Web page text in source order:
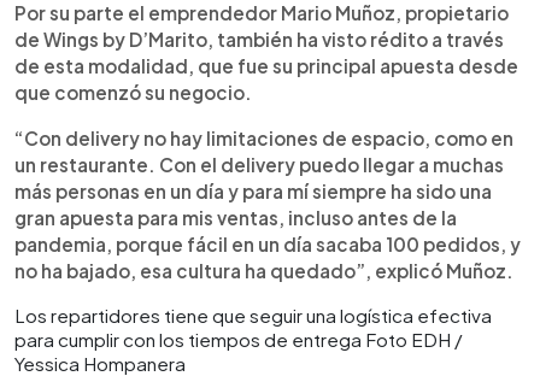
Por su parte el emprendedor Mario Muñoz, propietario
de Wings by D’Marito, también ha visto rédito a través
de esta modalidad, que fue su principal apuesta desde
que comenzó su negocio.
“Con delivery no hay limitaciones de espacio, como en
un restaurante. Con el delivery puedo llegar a muchas
más personas en un día y para mí siempre ha sido una
gran apuesta para mis ventas, incluso antes de la
pandemia, porque fácil en un día sacaba 100 pedidos, y
no ha bajado, esa cultura ha quedado”, explicó Muñoz.
Los repartidores tiene que seguir una logística efectiva
para cumplir con los tiempos de entrega Foto EDH /
Yessica Hompanera